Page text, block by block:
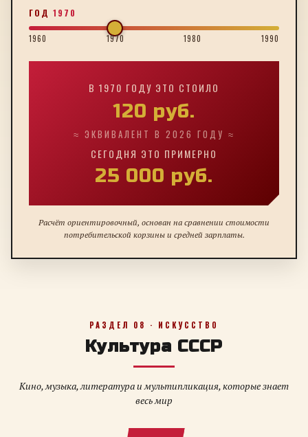
ГОД 1970
1960 1970 1980 1990
В 1970 ГОДУ ЭТО СТОИЛО
120 руб.
≈ ЭКВИВАЛЕНТ В 2026 ГОДУ ≈
СЕГОДНЯ ЭТО ПРИМЕРНО
25 000 руб.
Расчёт ориентировочный, основан на сравнении стоимости
потребительской корзины и средней зарплаты.
РАЗДЕЛ 08 · ИСКУССТВО
Культура СССР
Кино, музыка, литература и мультипликация, которые знает
весь мир